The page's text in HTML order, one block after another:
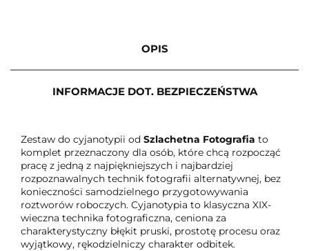
OPIS
INFORMACJE DOT. BEZPIECZEŃSTWA
Zestaw do cyjanotypii od Szlachetna Fotografia to
komplet przeznaczony dla osób, które chcą rozpocząć
pracę z jedną z najpiękniejszych i najbardziej
rozpoznawalnych technik fotografii alternatywnej, bez
konieczności samodzielnego przygotowywania
roztworów roboczych. Cyjanotypia to klasyczna XIX-
wieczna technika fotograficzna, ceniona za
charakterystyczny błękit pruski, prostotę procesu oraz
wyjątkowy, rękodzielniczy charakter odbitek.